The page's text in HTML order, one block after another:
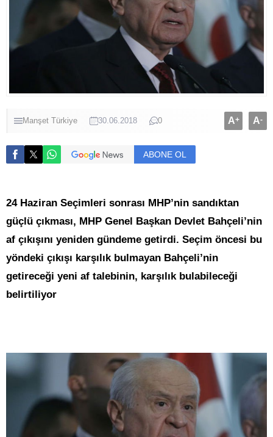
Manşet Türkiye 30.06.2018 0 A+ A-
ABONE OL
24 Haziran Seçimleri sonrası MHP’nin sandıktan
güçlü çıkması, MHP Genel Başkan Devlet Bahçeli’nin
af çıkışını yeniden gündeme getirdi. Seçim öncesi bu
yöndeki çıkışı karşılık bulmayan Bahçeli’nin
getireceği yeni af talebinin, karşılık bulabileceği
belirtiliyor